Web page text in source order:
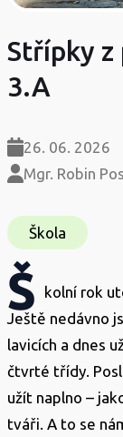
Střípky z
3.A
26. 06. 2026
Mgr. Robin
Škola
Š
kolní rok
Ještě nedávno
lavicích a dnes
čtvrté třídy.
užít naplno –
tváři. A to se